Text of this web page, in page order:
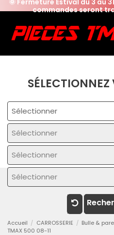
commandes seront
Sélectionner
Sélectionner
Sélectionner
Sélectionner
Accueil CARROSSERIE Bulle &
TMAX 500 08-11